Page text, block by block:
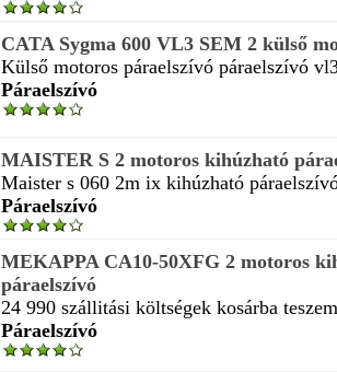
CATA Sygma 600 VL3 SEM 2 külső
Külső motoros páraelszívó páraelszívó
Páraelszívó
MAISTER S 2 motoros kihúzható
Maister s 060 2m ix kihúzható
Páraelszívó
MEKAPPA CA10-50XFG 2 motoros
páraelszívó
24 990 szállitási költségek kosárba
Páraelszívó